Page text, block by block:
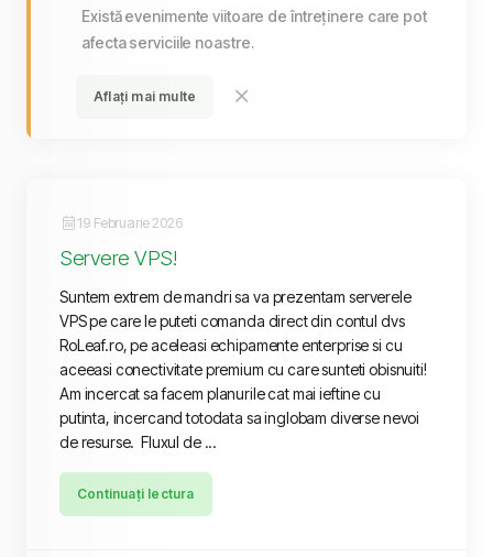
Există evenimente viitoare de întreținere care pot
afecta serviciile noastre.
Aflați mai multe
19 Februarie 2026
Servere VPS!
Suntem extrem de mandri sa va prezentam serverele
VPS pe care le puteti comanda direct din contul dvs
RoLeaf.ro, pe aceleasi echipamente enterprise si cu
aceeasi conectivitate premium cu care sunteti obisnuiti!
Am incercat sa facem planurile cat mai ieftine cu
putinta, incercand totodata sa inglobam diverse nevoi
de resurse. Fluxul de ...
Continuați lectura